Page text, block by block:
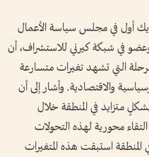
أول في مجلس سياسة الأعمال
وعضو في شبكة كيرني للاستشراف، أن
التي تشهد تغيرات متسارعة
والاقتصادية. وأشار إلى أن
بشكلٍ متزايد في المنطقة خلال
محورية لهذه التحولات
المنطقة استبقت هذه المتغيرات